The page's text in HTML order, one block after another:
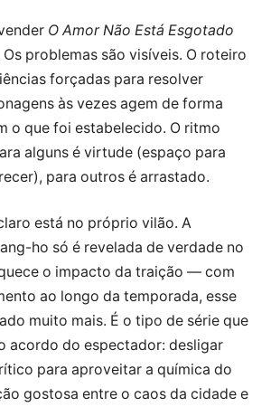
O Amor Não Está Esgotado
problemas são visíveis. O roteiro
forçadas para resolver
às vezes agem de forma
o que foi estabelecido. O ritmo
alguns é virtude (espaço para
para outros é arrastado.
está no próprio vilão. A
ho só é revelada de verdade no
o impacto da traição — com
ao longo da temporada, esse
muito mais. É o tipo de série que
acordo do espectador: desligar
para aproveitar a química do
gostosa entre o caos da cidade e